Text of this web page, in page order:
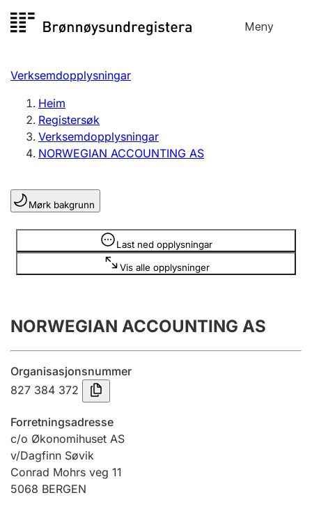
til
Meny
Registersøk
Aksjeselskap
Enkeltpersonføretak
Registrere, endre, slette
Lag og foreining
Registrere, endre, slette
Årsrekneskap
Innsending og forseinkingsgebyr
Jeger
Betaling og jegeravgiftskort
Verksemdopplysningar
Heim
Registersøk
Verksemdopplysningar
NORWEGIAN ACCOUNTING AS
Mørk bakgrunn
Last ned opplysningar
Vis alle opplysninger
Opplysninger er skjult
NORWEGIAN ACCOUNTING AS
Organisasjonsnummer
827 384 372
Forretningsadresse
c/o Økonomihuset AS
v/Dagfinn Søvik
Conrad Mohrs veg 11
5068 BERGEN